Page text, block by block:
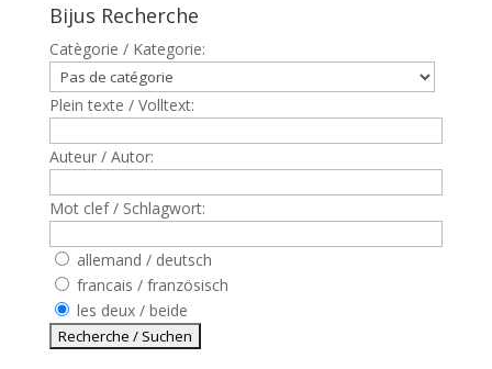
Bijus Recherche
Catègorie / Kategorie:
Plein texte / Volltext:
Auteur / Autor:
Mot clef / Schlagwort:
allemand / deutsch
francais / französisch
les deux / beide